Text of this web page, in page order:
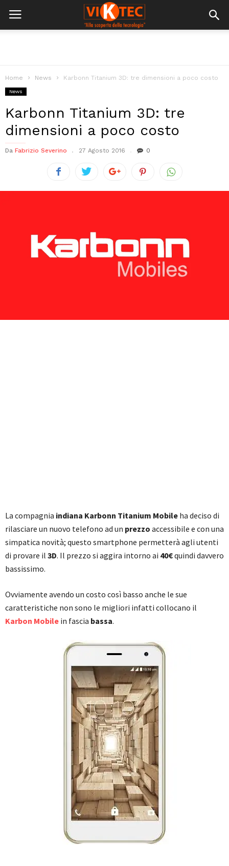
Home News Karbonn Titanium 3D: tre dimensioni a poco costo
News
Karbonn Titanium 3D: tre
dimensioni a poco costo
Da Fabrizio Severino 27 Agosto 2016 0
La compagnia indiana Karbonn Titanium Mobile ha deciso di
rilasciare un nuovo telefono ad un prezzo accessibile e con una
simpatica novità; questo smartphone permetterà agli utenti
di provare il 3D. Il prezzo si aggira intorno ai 40€quindi davvero
bassissimo.
Ovviamente avendo un costo così basso anche le sue
caratteristiche non sono le migliori infatti collocano il
Karbon Mobile in fascia bassa.